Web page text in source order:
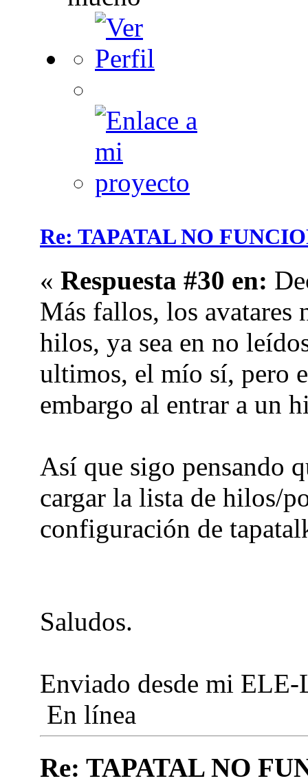
Re: TAPATAL NO
« Respuesta #30 en:
Más fallos, los avatares
hilos, ya sea en no
ultimos, el mío sí, pero
embargo al entrar a un
Así que sigo pensando
cargar la lista de hilos/
configuración de
Saludos.
Enviado desde mi
En línea
Re: TAPATAL NO